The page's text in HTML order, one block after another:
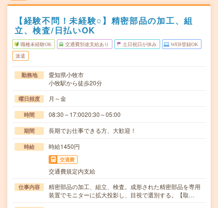
【経験不問！未経験○】精密部品の加工、組
立、検査/日払いOK
職種未経験OK 交通費別途支給あり 土日祝日が休み WEB登録OK
派遣
勤務地
愛知県小牧市
小牧駅から徒歩20分
曜日頻度 月～金
時間 08:30～17:0020:30～05:00
期間 長期でお仕事できる方、大歓迎！
時給 時給1450円
交通費
交通費規定内支給
仕事内容
精密部品の加工、組立、検査。成形された精密部品を専用
装置でモニターに拡大投影し、目視で選別する。【取…